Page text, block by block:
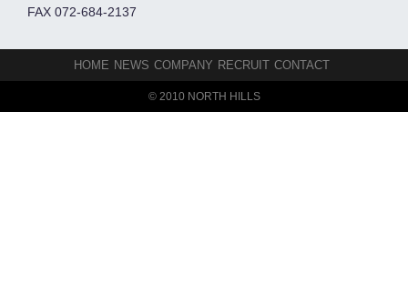
FAX 072-684-2137
HOME NEWS COMPANY RECRUIT CONTACT
© 2010 NORTH HILLS